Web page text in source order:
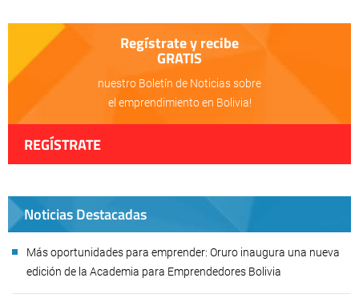
Regístrate y recibe
GRATIS
nuestro Boletín de Noticias sobre
el emprendimiento en Bolivia!
REGÍSTRATE
Noticias Destacadas
Más oportunidades para emprender: Oruro inaugura una nueva
edición de la Academia para Emprendedores Bolivia